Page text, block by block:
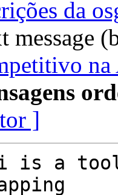
da
message
]
is a